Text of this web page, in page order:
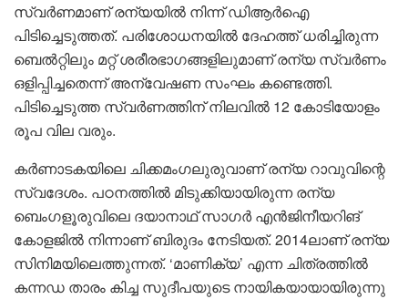
സ്വർണമാണ് രന്യയിൽ നിന്ന് ഡിആർഐ
പിടിച്ചെടുത്തത്. പരിശോധനയില്‍ ദേഹത്ത് ധരിച്ചിരുന്ന
ബെല്‍റ്റിലും മറ്റ് ശരീരഭാഗങ്ങളിലുമാണ് രന്യ സ്വര്‍ണം
ഒളിപ്പിച്ചതെന്ന് അന്വേഷണ സംഘം കണ്ടെത്തി.
പിടിച്ചെടുത്ത സ്വര്‍ണത്തിന് നിലവില്‍ 12 കോടിയോളം
രൂപ വില വരും.
കർണാടകയിലെ ചിക്കമംഗലുരുവാണ് രന്യ റാവുവിന്റെ
സ്വദേശം. പഠനത്തിൽ മിടുക്കിയായിരുന്ന രന്യ
ബെംഗളൂരുവിലെ ദയാനാഥ് സാഗർ എൻജിനീയറിങ്
കോളജിൽ നിന്നാണ് ബിരുദം നേടിയത്. 2014ലാ‍ണ് രന്യ
സിനിമയിലെത്തുന്നത്. ‘മാണിക്യ’ എന്ന ചിത്രത്തിൽ
കന്നഡ താരം കിച്ച സുദീപയുടെ നായികയായായിരുന്നു